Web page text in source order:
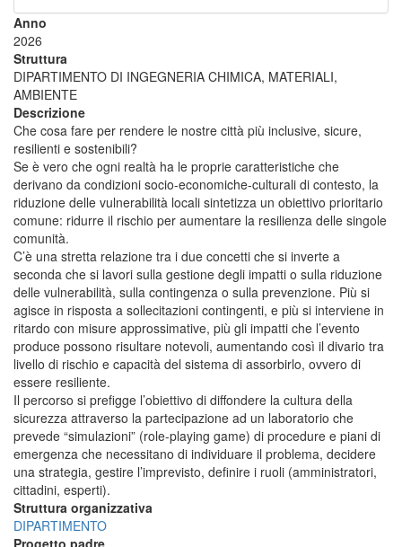
Anno
2026
Struttura
DIPARTIMENTO DI INGEGNERIA CHIMICA, MATERIALI,
AMBIENTE
Descrizione
Che cosa fare per rendere le nostre città più inclusive, sicure,
resilienti e sostenibili?
Se è vero che ogni realtà ha le proprie caratteristiche che
derivano da condizioni socio-economiche-culturali di contesto, la
riduzione delle vulnerabilità locali sintetizza un obiettivo prioritario
comune: ridurre il rischio per aumentare la resilienza delle singole
comunità.
C’è una stretta relazione tra i due concetti che si inverte a
seconda che si lavori sulla gestione degli impatti o sulla riduzione
delle vulnerabilità, sulla contingenza o sulla prevenzione. Più si
agisce in risposta a sollecitazioni contingenti, e più si interviene in
ritardo con misure approssimative, più gli impatti che l’evento
produce possono risultare notevoli, aumentando così il divario tra
livello di rischio e capacità del sistema di assorbirlo, ovvero di
essere resiliente.
Il percorso si prefigge l’obiettivo di diffondere la cultura della
sicurezza attraverso la partecipazione ad un laboratorio che
prevede “simulazioni” (role-playing game) di procedure e piani di
emergenza che necessitano di individuare il problema, decidere
una strategia, gestire l’imprevisto, definire i ruoli (amministratori,
cittadini, esperti).
Struttura organizzativa
DIPARTIMENTO
Progetto padre